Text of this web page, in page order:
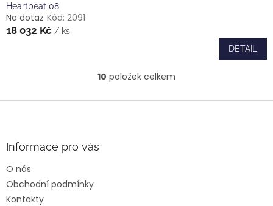
Heartbeat 08
Na dotaz Kód: 2091
18 032 Kč / ks
DETAIL
O
l
10 položek celkem
Informace pro vás
O nás
Obchodní podmínky
Kontakty